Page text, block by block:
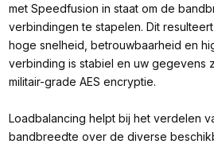
met Speedfusion in staat om de
verbindingen te stapelen. Dit
hoge snelheid, betrouwbaarheid en
verbinding is stabiel en uw gegevens
militair-grade AES encryptie.
Loadbalancing helpt bij het verdelen
bandbreedte over de diverse